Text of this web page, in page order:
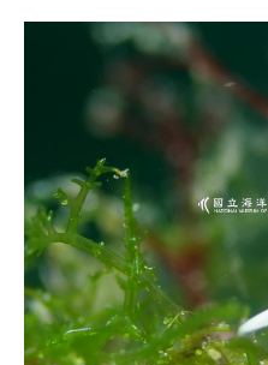
像
訊
息
發
布
諮
詢